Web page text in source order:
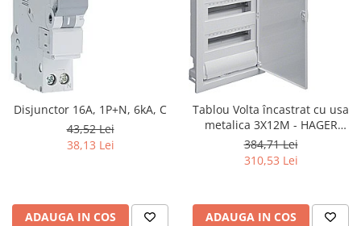
Disjunctor 16A, 1P+N, 6kA, C
43,52 Lei
38,13 Lei
ADAUGA IN COS
Tablou Volta încastrat cu usa
metalica 3X12M - HAGER
VU36NE
384,71 Lei
310,53 Lei
ADAUGA IN COS